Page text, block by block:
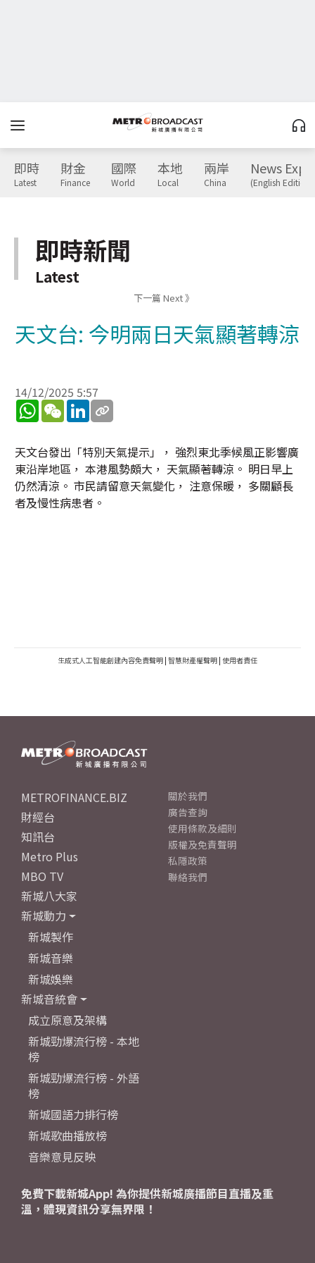
即時
Latest
財金
Finance
國際
World
本地
Local
兩岸
China
News
(English Edition)
即時新聞
Latest
下一篇 Next 》
天文台: 今明兩日天氣顯著轉涼
14/12/2025 5:57
WhatsApp
WeChatLinkedIn
天文台發出「特別天氣提示」， 強烈東北季候風正影響廣
東沿岸地區， 本港風勢頗大， 天氣顯著轉涼。 明日早上
仍然清涼。 市民請留意天氣變化， 注意保暖， 多關顧長
者及慢性病患者。
生成式人工智能創建內容免責聲明 | 智慧財產權聲明 | 使用者責任
METROFINANCE.BIZ
財經台
知訊台
Metro Plus
MBO TV
新城八大家
新城動力
新城製作
新城音樂
新城娛樂
新城音統會
成立原意及架構
新城勁爆流行榜 - 本地
榜
新城勁爆流行榜 - 外語
榜
新城國語力排行榜
新城歌曲播放榜
音樂意見反映
關於我們
廣告查詢
使用條款及細則
版權及免責聲明
私隱政策
聯絡我們
免費下載新城App! 為你提供新城廣播節目直播及重
溫，體現資訊分享無界限！